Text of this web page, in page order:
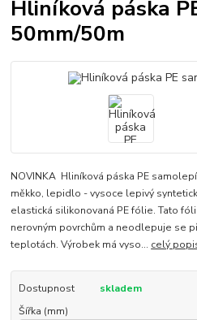
Hliníková páska
50mm/50m
NOVINKA Hliníková páska PE
měkko, lepidlo - vysoce lepivý
elastická silikonovaná PE fólie. Tato
nerovným povrchům a neodlepuje se
teplotách. Výrobek má vyso... celý
Dostupnost
skladem
Šířka (mm)